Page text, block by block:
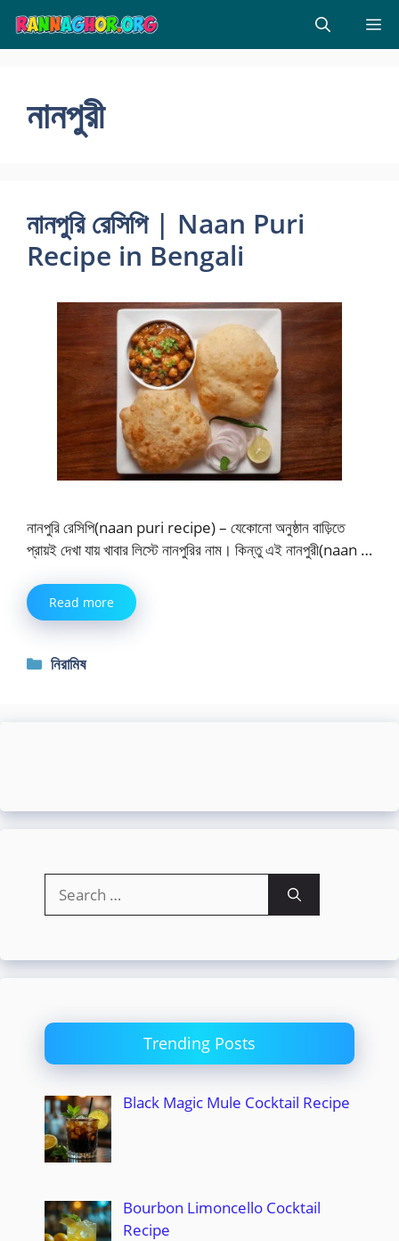
Skip
content
নানপুরী
নানপুরি রেসিপি | Naan Puri
Recipe in Bengali
নানপুরি রেসিপি(naan puri recipe) – যেকোনো অনুষ্ঠান বাড়িতে
প্রায়ই দেখা যায় খাবার লিস্টে নানপুরির নাম। কিন্তু এই নানপুরী(naan …
Read more
Categories
নিরামিষ
for:
Trending Posts
Black Magic Mule Cocktail Recipe
Bourbon Limoncello Cocktail
Recipe